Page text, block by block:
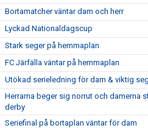
Bortamatcher väntar dam och herr
Lyckad Nationaldagscup
Stark seger på hemmaplan
FC Järfälla väntar på hemmaplan
Utökad serieledning för dam & viktig
Herrarna beger sig norrut och damerna
derby
Seriefinal på bortaplan väntar för dam